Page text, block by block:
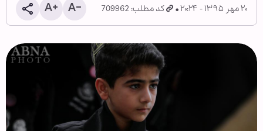
۲۰ مهر ۱۳۹۵ - ۲۰:۲۴ کد مطلب: 709962